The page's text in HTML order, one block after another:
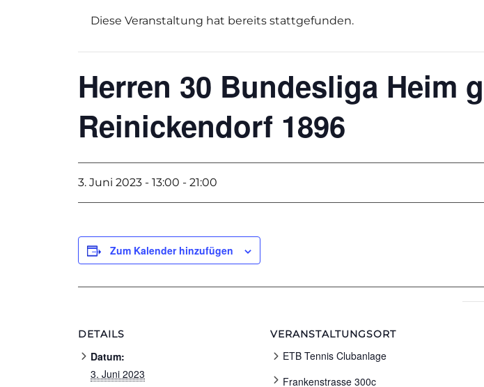
Diese Veranstaltung hat bereits stattgefunden.
Herren 30 Bundesliga Heim
Reinickendorf 1896
3. Juni 2023 - 13:00 - 21:00
Zum Kalender hinzufügen
DETAILS
Datum:
3. Juni 2023
VERANSTALTUNGSORT
ETB Tennis Clubanlage
Frankenstrasse 300c